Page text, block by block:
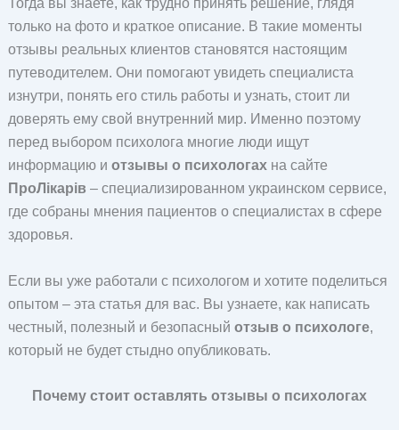
Тогда вы знаете, как трудно принять решение, глядя
только на фото и краткое описание. В такие моменты
отзывы реальных клиентов становятся настоящим
путеводителем. Они помогают увидеть специалиста
изнутри, понять его стиль работы и узнать, стоит ли
доверять ему свой внутренний мир. Именно поэтому
перед выбором психолога многие люди ищут
информацию и отзывы о психологахна сайте
ПроЛікарів – специализированном украинском сервисе,
где собраны мнения пациентов о специалистах в сфере
здоровья.
Если вы уже работали с психологом и хотите поделиться
опытом – эта статья для вас. Вы узнаете, как написать
честный, полезный и безопасный отзыв о психологе,
который не будет стыдно опубликовать.
Почему стоит оставлять отзывы о психологах